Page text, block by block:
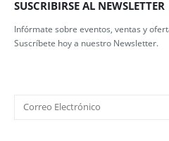
SUSCRIBIRSE AL NEWSLETTER
Infórmate sobre eventos, ventas y
Suscríbete hoy a nuestro Newsletter.